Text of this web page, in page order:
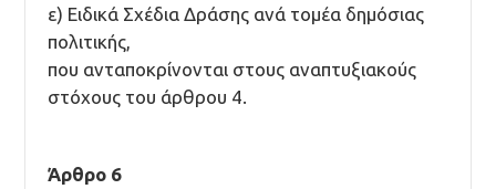
ε) Ειδικά Σχέδια Δράσης ανά τομέα δημόσιας
πολιτικής,
που ανταποκρίνονται στους αναπτυξιακούς
στόχους του άρθρου 4.
Άρθρο 6